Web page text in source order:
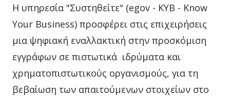
Η υπηρεσία "Συστηθείτε" (egov - KYB - Know
Your Business) προσφέρει στις επιχειρήσεις
μια ψηφιακή εναλλακτική στην προσκόμιση
εγγράφων σε πιστωτικά ιδρύματα και
χρηματοπιστωτικούς οργανισμούς, για τη
βεβαίωση των απαιτούμενων στοιχείων στο